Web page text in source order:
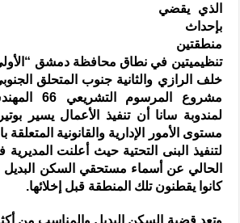
الذي يقضي
بإحداث
منطقتين
تنظيميتين في نطاق محافظة دمشق
خلف الرازي والثانية جنوب المتحلق
مشروع
لمندوبة سانا أن تنفيذ الأعمال يسير
مستوى الأمور الإدارية والقانونية المتعلقة
الحالي عن أسماء مستحقي السكن البديل
كانوا يقطنون تلك المنطقة قبل إخلائها.
وتعد قضية السكن البديل والمناسب من